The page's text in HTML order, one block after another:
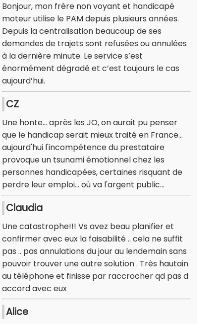
Bonjour, mon frère non voyant et handicapé
moteur utilise le PAM depuis plusieurs années.
Depuis la centralisation beaucoup de ses
demandes de trajets sont refusées ou annulées
à la dernière minute. Le service s’est
énormément dégradé et c’est toujours le cas
aujourd’hui.
CZ
Une honte... après les JO, on aurait pu penser
que le handicap serait mieux traité en France...
aujourd'hui l'incompétence du prestataire
provoque un tsunami émotionnel chez les
personnes handicapées, certaines risquant de
perdre leur emploi... où va l'argent public...
Claudia
Une catastrophe!!! Vs avez beau planifier et
confirmer avec eux la faisabilité .. cela ne suffit
pas .. pas annulations du jour au lendemain sans
pouvoir trouver une autre solution . Très hautain
au téléphone et finisse par raccrocher qd pas d
accord avec eux
Alice